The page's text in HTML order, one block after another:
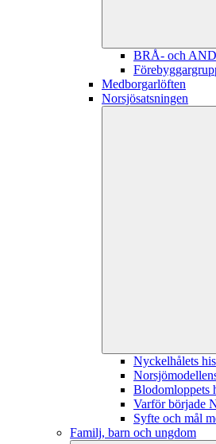
BRÅ- och
Medborgarlöften
Norsjösatsningen
Nyckelhålets
Blodomloppets
Varför började
Syfte och mål
Familj, barn och ungdom